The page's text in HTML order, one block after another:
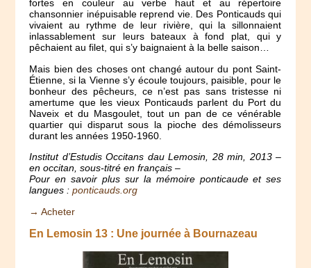
fortes en couleur au verbe haut et au répertoire
chansonnier inépuisable reprend vie. Des Ponticauds qui
vivaient au rythme de leur rivière, qui la sillonnaient
inlassablement sur leurs bateaux à fond plat, qui y
pêchaient au filet, qui s’y baignaient à la belle saison…
Mais bien des choses ont changé autour du pont Saint-
Étienne, si la Vienne s’y écoule toujours, paisible, pour le
bonheur des pêcheurs, ce n’est pas sans tristesse ni
amertume que les vieux Ponticauds parlent du Port du
Naveix et du Masgoulet, tout un pan de ce vénérable
quartier qui disparut sous la pioche des démolisseurs
durant les années 1950-1960.
Institut d’Estudis Occitans dau Lemosin, 28 min, 2013 –
en occitan, sous-titré en français –
Pour en savoir plus sur la mémoire ponticaude et ses
langues :ponticauds.org
→ Acheter
En Lemosin 13 : Une journée à Bournazeau